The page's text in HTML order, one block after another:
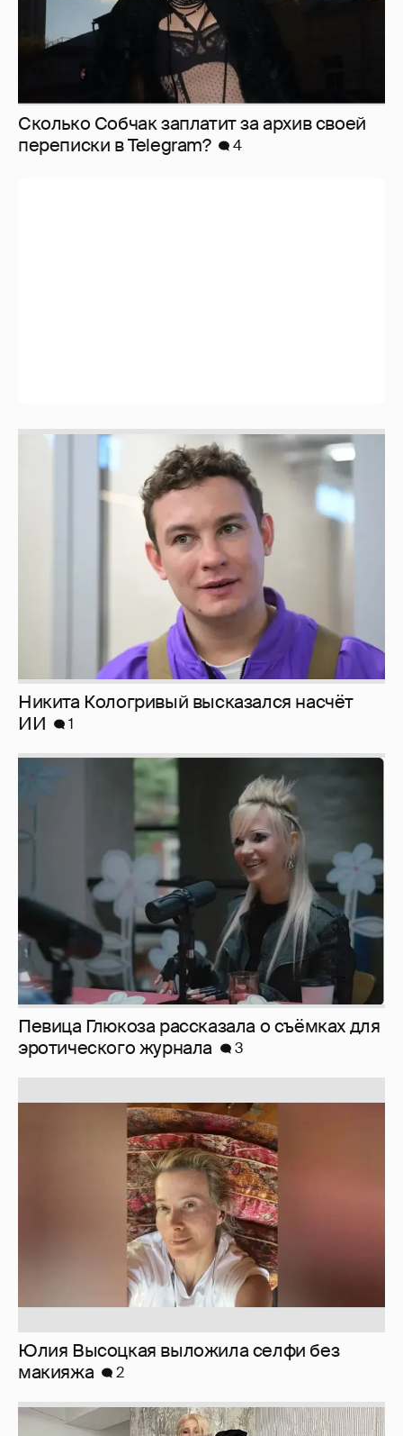
Сколько Собчак заплатит за архив своей
перeписки в Telegram?
4
Никита Кологривый высказался насчёт
Певица Глюкоза рассказала о съёмках для
эротического журнала
3
Юлия Высоцкая выложила селфи без